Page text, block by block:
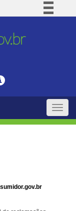
BR
Toggle